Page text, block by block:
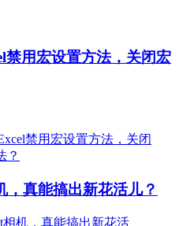
禁用宏设置方法，关闭宏
，真能搞出新花活儿？